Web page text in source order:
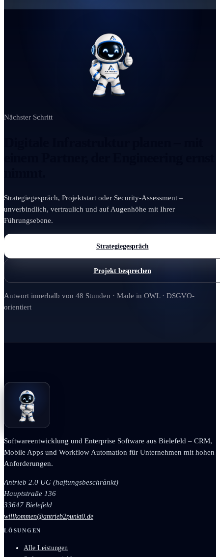
Nächster Schritt
Strategiegespräch, Projektstart oder Security-Assessment –
unverbindlich, vertraulich und auf Augenhöhe mit Ihrer
Führungsebene.
Strategiegespräch
Projekt besprechen
Antwort innerhalb von 48 Stunden · Made in OWL · DSGVO-
orientiert
Softwareentwicklung und Enterprise Software aus Bielefeld – CRM,
Mobile Apps und Workflow Automation für Unternehmen mit hohen
Anforderungen.
Antrieb 2.0 UG (haftungsbeschränkt)
Hauptstraße 136
33647 Bielefeld
willkommen@antrieb2punkt0.de
LÖSUNGEN
Alle Leistungen